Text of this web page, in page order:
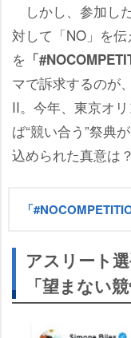
しかし、参加し
対して「NO」を
を 「
マで訴求するのが
II。今年、東京オ
ば“競い合う”祭典
込められた真意は？
「
アスリート
「望まない競